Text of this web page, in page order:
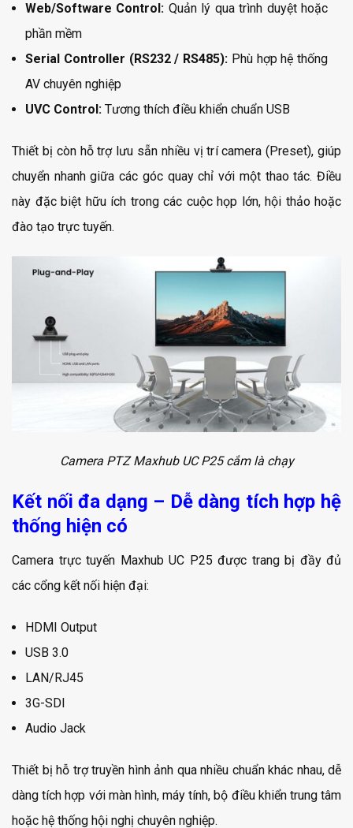
Web/Software Control: Quản lý qua trình duyệt hoặc
phần mềm
Serial Controller (RS232 / RS485): Phù hợp hệ thống
AV chuyên nghiệp
UVC Control: Tương thích điều khiển chuẩn USB
Thiết bị còn hỗ trợ lưu sẵn nhiều vị trí camera (Preset), giúp
chuyển nhanh giữa các góc quay chỉ với một thao tác. Điều
này đặc biệt hữu ích trong các cuộc họp lớn, hội thảo hoặc
đào tạo trực tuyến.
Camera PTZ Maxhub UC P25 cắm là chạy
Kết nối đa dạng – Dễ dàng tích hợp hệ
thống hiện có
Camera trực tuyến Maxhub UC P25 được trang bị đầy đủ
các cổng kết nối hiện đại:
HDMI Output
USB 3.0
LAN/RJ45
3G-SDI
Audio Jack
Thiết bị hỗ trợ truyền hình ảnh qua nhiều chuẩn khác nhau, dễ
dàng tích hợp với màn hình, máy tính, bộ điều khiển trung tâm
hoặc hệ thống hội nghị chuyên nghiệp.